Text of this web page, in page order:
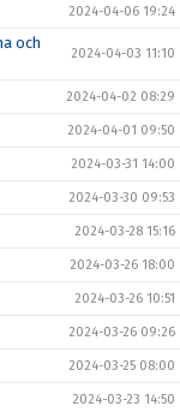
2024-04-06 19:24
och
2024-04-03 11:10
2024-04-02 08:29
2024-04-01 09:50
2024-03-31 14:00
2024-03-30 09:53
2024-03-28 15:16
2024-03-26 18:00
2024-03-26 10:51
2024-03-26 09:26
2024-03-25 08:00
2024-03-23 14:50